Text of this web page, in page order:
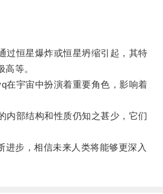
恒星爆炸或恒星坍缩引起，其特
等。
宇宙中扮演着重要角色，影响着
部结构和性质仍知之甚少，它们
步，相信未来人类将能够更深入